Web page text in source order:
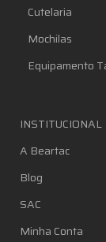
Cutelaria
Mochilas
Equipamento
INSTITUCIONAL
A Beartac
Blog
SAC
Minha Conta